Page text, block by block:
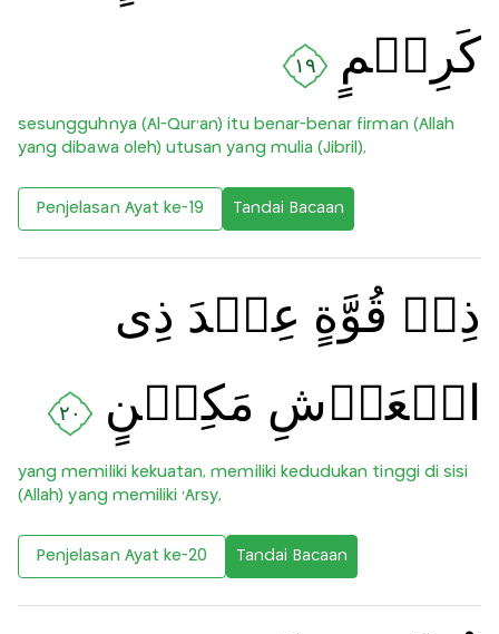
كَرِيۡمٍ
١٩
sesungguhnya (Al-Qur'an) itu benar-benar firman (Allah
yang dibawa oleh) utusan yang mulia (Jibril),
Penjelasan Ayat ke-19 Tandai Bacaan
ذِىۡ قُوَّةٍ عِنۡدَ ذِى
الۡعَرۡشِ مَكِيۡنٍ
٢٠
yang memiliki kekuatan, memiliki kedudukan tinggi di sisi
(Allah) yang memiliki ‘Arsy,
Penjelasan Ayat ke-20 Tandai Bacaan